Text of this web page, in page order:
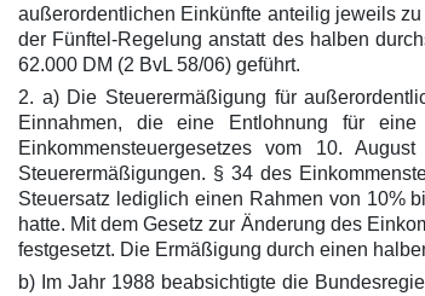
außerordentlichen Einkünfte anteilig jeweils
der Fünftel-Regelung anstatt des halben
62.000 DM (2 BvL 58/06) geführt.
2. a) Die Steuerermäßigung für
Einnahmen, die eine Entlohnung für
Einkommensteuergesetzes vom 10.
Steuerermäßigungen. § 34 des
Steuersatz lediglich einen Rahmen von 10%
hatte. Mit dem Gesetz zur Änderung des
festgesetzt. Die Ermäßigung durch einen
b) Im Jahr 1988 beabsichtigte die